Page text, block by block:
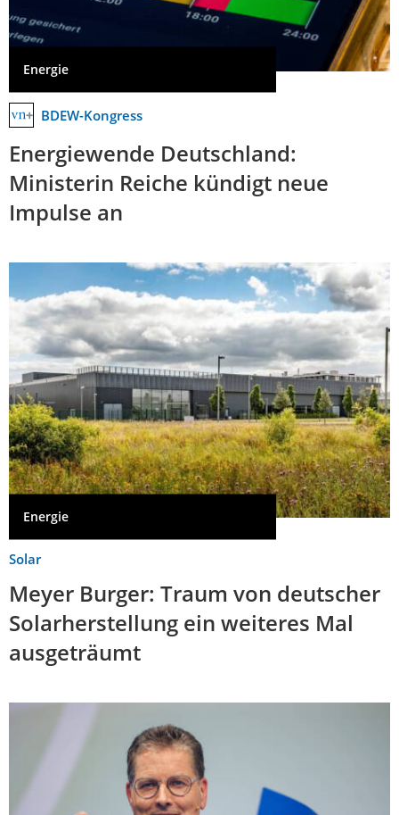
Energie
BDEW-Kongress
Energiewende Deutschland:
Ministerin Reiche kündigt neue
Impulse an
Energie
Solar
Meyer Burger: Traum von deutscher
Solarherstellung ein weiteres Mal
ausgeträumt